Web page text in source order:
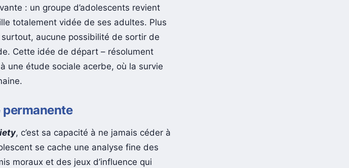
: un groupe d’adolescents revient
totalement vidée de ses adultes. Plus
aucune possibilité de sortir de
Cette idée de départ – résolument
une étude sociale acerbe, où la survie
, c’est sa capacité à ne jamais céder à
se cache une analyse fine des
moraux et des jeux d’influence qui